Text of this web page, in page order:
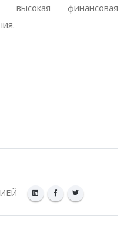
высокая финансовая